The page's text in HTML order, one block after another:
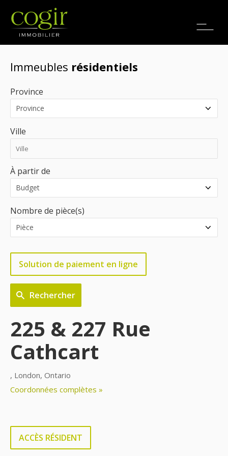
Emplois
Immeubles résidentiels
Province
Ville
À partir de
Nombre de pièce(s)
Solution de paiement en ligne
Rechercher
225 & 227 Rue
Cathcart
, London, Ontario
Coordonnées complètes »
ACCÈS RÉSIDENT